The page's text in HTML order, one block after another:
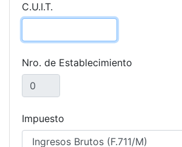
C.U.I.T.
Nro. de Establecimiento
Impuesto